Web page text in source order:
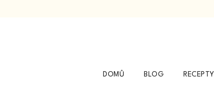
DOMŮ BLOG RECEPTY